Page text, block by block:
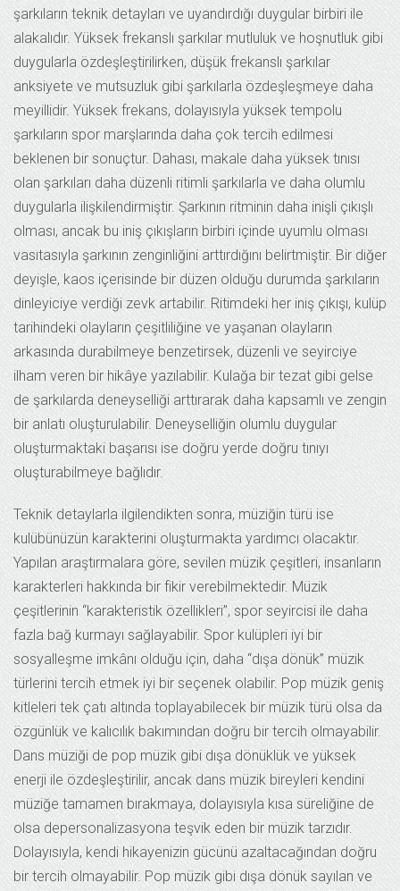
şarkıların teknik detayları ve uyandırdığı duygular birbiri ile
alakalıdır. Yüksek frekanslı şarkılar mutluluk ve hoşnutluk gibi
duygularla özdeşleştirilirken, düşük frekanslı şarkılar
anksiyete ve mutsuzluk gibi şarkılarla özdeşleşmeye daha
meyillidir. Yüksek frekans, dolayısıyla yüksek tempolu
şarkıların spor marşlarında daha çok tercih edilmesi
beklenen bir sonuçtur. Dahası, makale daha yüksek tınısı
olan şarkıları daha düzenli ritimli şarkılarla ve daha olumlu
duygularla ilişkilendirmiştir. Şarkının ritminin daha inişli çıkışlı
olması, ancak bu iniş çıkışların birbiri içinde uyumlu olması
vasıtasıyla şarkının zenginliğini arttırdığını belirtmiştir. Bir diğer
deyişle, kaos içerisinde bir düzen olduğu durumda şarkıların
dinleyiciye verdiği zevk artabilir. Ritimdeki her iniş çıkışı, kulüp
tarihindeki olayların çeşitliliğine ve yaşanan olayların
arkasında durabilmeye benzetirsek, düzenli ve seyirciye
ilham veren bir hikâye yazılabilir. Kulağa bir tezat gibi gelse
de şarkılarda deneyselliği arttırarak daha kapsamlı ve zengin
bir anlatı oluşturulabilir. Deneyselliğin olumlu duygular
oluşturmaktaki başarısı ise doğru yerde doğru tınıyı
oluşturabilmeye bağlıdır.
Teknik detaylarla ilgilendikten sonra, müziğin türü ise
kulübünüzün karakterini oluşturmakta yardımcı olacaktır.
Yapılan araştırmalara göre, sevilen müzik çeşitleri, insanların
karakterleri hakkında bir fikir verebilmektedir. Müzik
çeşitlerinin “karakteristik özellikleri”, spor seyircisi ile daha
fazla bağ kurmayı sağlayabilir. Spor kulüpleri iyi bir
sosyalleşme imkânı olduğu için, daha “dışa dönük” müzik
türlerini tercih etmek iyi bir seçenek olabilir. Pop müzik geniş
kitleleri tek çatı altında toplayabilecek bir müzik türü olsa da
özgünlük ve kalıcılık bakımından doğru bir tercih olmayabilir.
Dans müziği de pop müzik gibi dışa dönüklük ve yüksek
enerji ile özdeşleştirilir, ancak dans müzik bireyleri kendini
müziğe tamamen bırakmaya, dolayısıyla kısa süreliğine de
olsa depersonalizasyona teşvik eden bir müzik tarzıdır.
Dolayısıyla, kendi hikayenizin gücünü azaltacağından doğru
bir tercih olmayabilir. Pop müzik gibi dışa dönük sayılan ve